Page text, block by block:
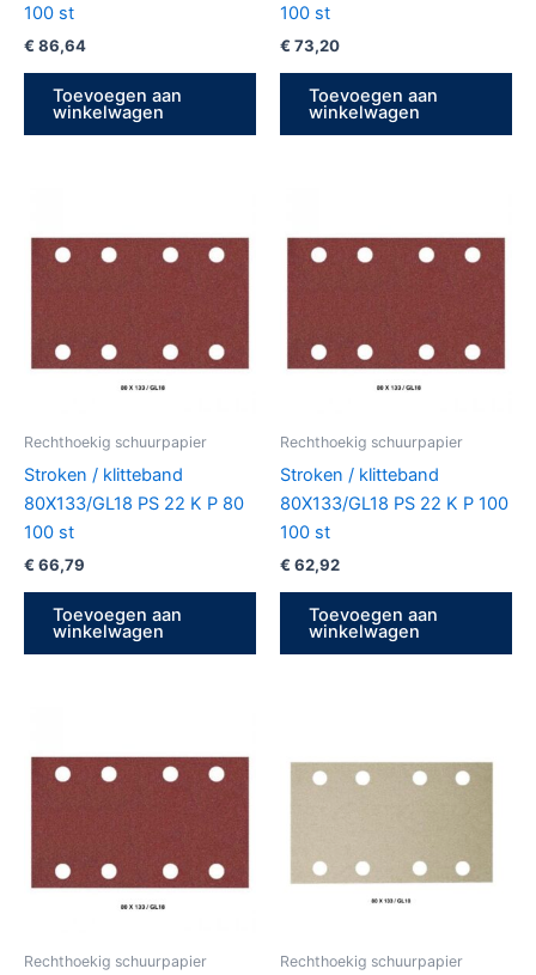
100 st
€ 86,64
Toevoegen aan
winkelwagen
100 st
€ 73,20
Toevoegen aan
winkelwagen
Rechthoekig schuurpapier
Stroken / klitteband
80X133/GL18 PS 22 K P 80
100 st
€ 66,79
Toevoegen aan
winkelwagen
Rechthoekig schuurpapier
Stroken / klitteband
80X133/GL18 PS 22 K P 100
100 st
€ 62,92
Toevoegen aan
winkelwagen
Rechthoekig schuurpapier Rechthoekig schuurpapier